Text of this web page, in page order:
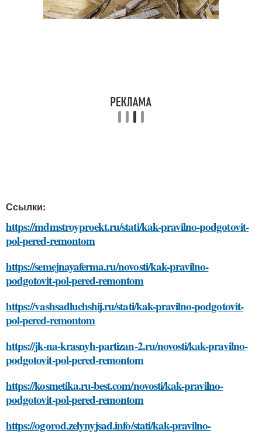
Ссылки:
https://mdmstroyproekt.ru/stati/kak-pravilno-podgotovit-
pol-pered-remontom
https://semejnayaferma.ru/novosti/kak-pravilno-
podgotovit-pol-pered-remontom
https://vashsadluchshij.ru/stati/kak-pravilno-podgotovit-
pol-pered-remontom
https://jk-na-krasnyh-partizan-2.ru/novosti/kak-pravilno-
podgotovit-pol-pered-remontom
https://kosmetika.ru-best.com/novosti/kak-pravilno-
podgotovit-pol-pered-remontom
https://ogorod.zelynyjsad.info/stati/kak-pravilno-